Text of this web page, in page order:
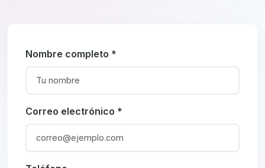
Nombre completo *
Correo electrónico *